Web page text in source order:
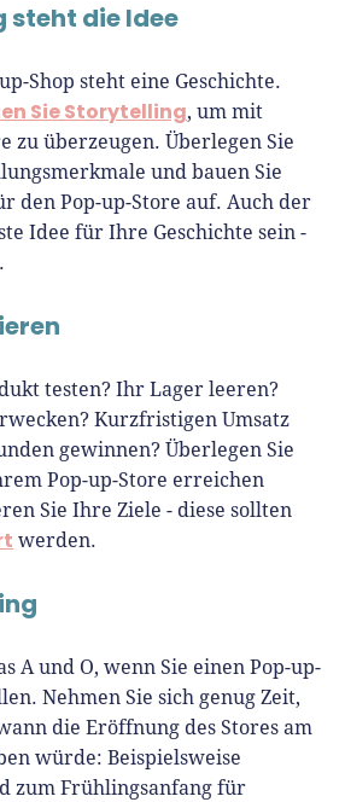
steht die Idee
Shop steht eine Geschichte.
Sie Storytelling, um mit
zu überzeugen. Überlegen Sie
und bauen Sie
den Pop-up-Store auf. Auch der
Idee für Ihre Geschichte sein -
testen? Ihr Lager leeren?
Kurzfristigen Umsatz
gewinnen? Überlegen Sie
Pop-up-Store erreichen
Sie Ihre Ziele - diese sollten
werden.
A und O, wenn Sie einen Pop-up-
Nehmen Sie sich genug Zeit,
die Eröffnung des Stores am
würde: Beispielsweise
zum Frühlingsanfang für